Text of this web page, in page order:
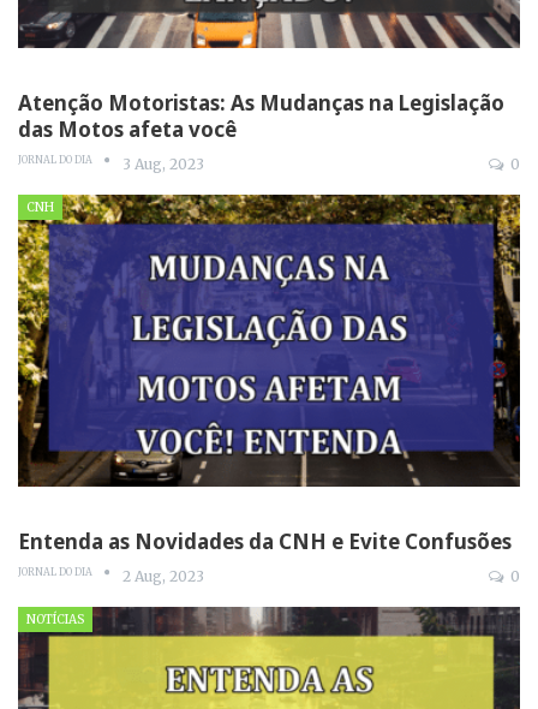
Atenção Motoristas: As Mudanças na Legislação
das Motos afeta você
JORNAL DO DIA 3 Aug, 2023 0
CNH
Entenda as Novidades da CNH e Evite Confusões
JORNAL DO DIA 2 Aug, 2023 0
NOTÍCIAS